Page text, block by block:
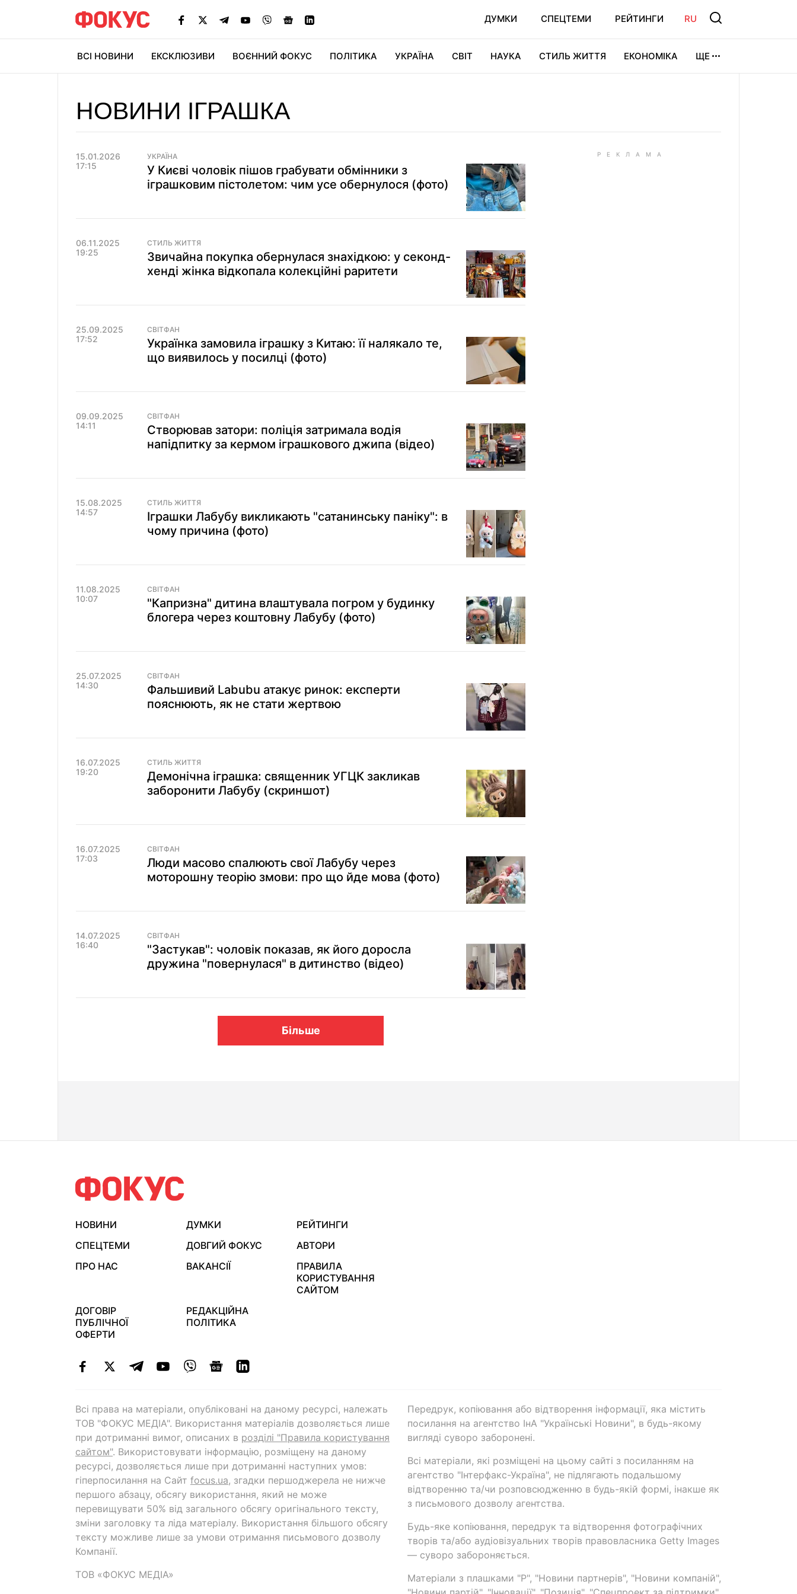
ДУМКИ СПЕЦТЕМИ РЕЙТИНГИ RU
ВСІ НОВИНИ ЕКСКЛЮЗИВИ ВОЄННИЙ ФОКУС ПОЛІТИКА УКРАЇНА СВІТ НАУКА СТИЛЬ ЖИТТЯ ЕКОНОМІКА ЩЕ
НОВИНИ ІГРАШКА
15.01.2026
17:15
УКРАЇНА
У Києві чоловік пішов грабувати обмінники з
іграшковим пістолетом: чим усе обернулося (фото)
06.11.2025
19:25
СТИЛЬ ЖИТТЯ
Звичайна покупка обернулася знахідкою: у секонд-
хенді жінка відкопала колекційні раритети
25.09.2025
17:52
СВІТФАН
Українка замовила іграшку з Китаю: її налякало те,
що виявилось у посилці (фото)
09.09.2025
14:11
СВІТФАН
Створював затори: поліція затримала водія
напідпитку за кермом іграшкового джипа (відео)
15.08.2025
14:57
СТИЛЬ ЖИТТЯ
Іграшки Лабубу викликають "сатанинську паніку": в
чому причина (фото)
11.08.2025
10:07
СВІТФАН
"Капризна" дитина влаштувала погром у будинку
блогера через коштовну Лабубу (фото)
25.07.2025
14:30
СВІТФАН
Фальшивий Labubu атакує ринок: експерти
пояснюють, як не стати жертвою
16.07.2025
19:20
СТИЛЬ ЖИТТЯ
Демонічна іграшка: священник УГЦК закликав
заборонити Лабубу (скриншот)
16.07.2025
17:03
СВІТФАН
Люди масово спалюють свої Лабубу через
моторошну теорію змови: про що йде мова (фото)
14.07.2025
16:40
СВІТФАН
"Застукав": чоловік показав, як його доросла
дружина "повернулася" в дитинство (відео)
Більше
НОВИНИ ДУМКИ
РЕЙТИНГИ
СПЕЦТЕМИ
ДОВГИЙ ФОКУС
АВТОРИ
ПРО НАС
ВАКАНСІЇ
ПРАВИЛА
КОРИСТУВАННЯ
САЙТОМ
ДОГОВІР
ПУБЛІЧНОЇ
ОФЕРТИ
РЕДАКЦІЙНА
ПОЛІТИКА
Всі права на матеріали, опубліковані на даному ресурсі, належать
ТОВ "ФОКУС МЕДІА". Використання матеріалів дозволяється лише
при дотриманні вимог, описаних в розділі "Правила користування
сайтом". Використовувати інформацію, розміщену на даному
ресурсі, дозволяється лише при дотриманні наступних умов:
гіперпосилання на Cайт focus.ua, згадки першоджерела не нижче
першого абзацу, обсягу використання, який не може
перевищувати 50% від загального обсягу оригінального тексту,
зміни заголовку та ліда матеріалу. Використання більшого обсягу
тексту можливе лише за умови отримання письмового дозволу
Компанії.
ТОВ «ФОКУС МЕДІА»
Передрук, копіювання або відтворення інформації, яка містить
посилання на агентство ІнА "Українські Новини", в будь-якому
вигляді суворо заборонені.
Всі матеріали, які розміщені на цьому сайті з посиланням на
агентство "Інтерфакс-Україна", не підлягають подальшому
відтворенню та/чи розповсюдженню в будь-якій формі, інакше як
з письмового дозволу агентства.
Будь-яке копіювання, передрук та відтворення фотографічних
творів та/або аудіовізуальних творів правовласника Getty Images
— суворо забороняється.
Матеріали з плашками "Р", "Новини партнерів", "Новини компаній",